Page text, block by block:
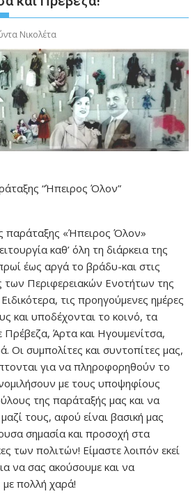
Νικολέτα
“Ήπειρος Όλον”
παράταξης «Ήπειρος Όλον»
καθ’ όλη τη διάρκεια της
έως αργά το βράδυ-και στις
των Περιφερειακών Ενοτήτων της
τις προηγούμενες ημέρες
και υποδέχονται το κοινό, τα
Πρέβεζα, Άρτα και Ηγουμενίτσα,
Οι συμπολίτες και συντοπίτες μας,
για να πληροφορηθούν το
με τους υποψηφίους
της παράταξής μας και να
τους, αφού είναι βασική μας
σημασία και προσοχή στα
των πολιτών! Είμαστε λοιπόν εκεί
να σας ακούσουμε και να
πολλή χαρά!